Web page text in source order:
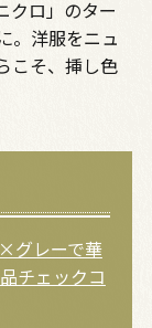
クロ」のター
。洋服をニュ
こそ、挿し色
グレーで華
チェックコ